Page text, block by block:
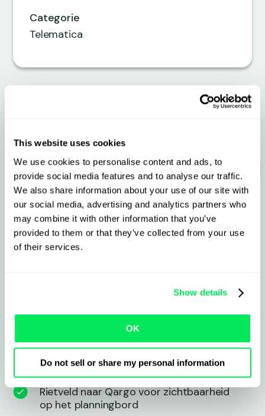
This website uses cookies
We use cookies to personalise content and ads, to
provide social media features and to analyse our traffic.
We also share information about your use of our site with
our social media, advertising and analytics partners who
may combine it with other information that you’ve
provided to them or that they’ve collected from your use
of their services.
Show details
OK
Do not sell or share my personal information
van
chauffeursbeschikbaarheid
voor planners met
Rietveld + Qargo
Automatische ritverzending van Qargo
naar Rietveld OBC, inclusief belangrijke
ritkenmerken en stopgegevens
Realtime GPS- en kilometerupdates van
Rietveld naar Qargo voor zichtbaarheid
op het planningbord
Categorie
Telematica